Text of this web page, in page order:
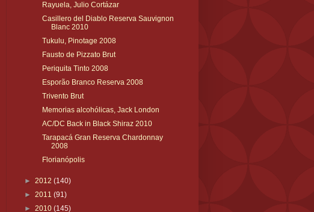
Rayuela, Julio Cortázar
Casillero del Diablo Reserva Sauvignon
Blanc 2010
Tukulu, Pinotage 2008
Fausto de Pizzato Brut
Periquita Tinto 2008
Esporão Branco Reserva 2008
Trivento Brut
Memorias alcohólicas, Jack London
AC/DC Back in Black Shiraz 2010
Tarapacá Gran Reserva Chardonnay
2008
Florianópolis
► 2012 (140)
► 2011 (91)
► 2010 (145)